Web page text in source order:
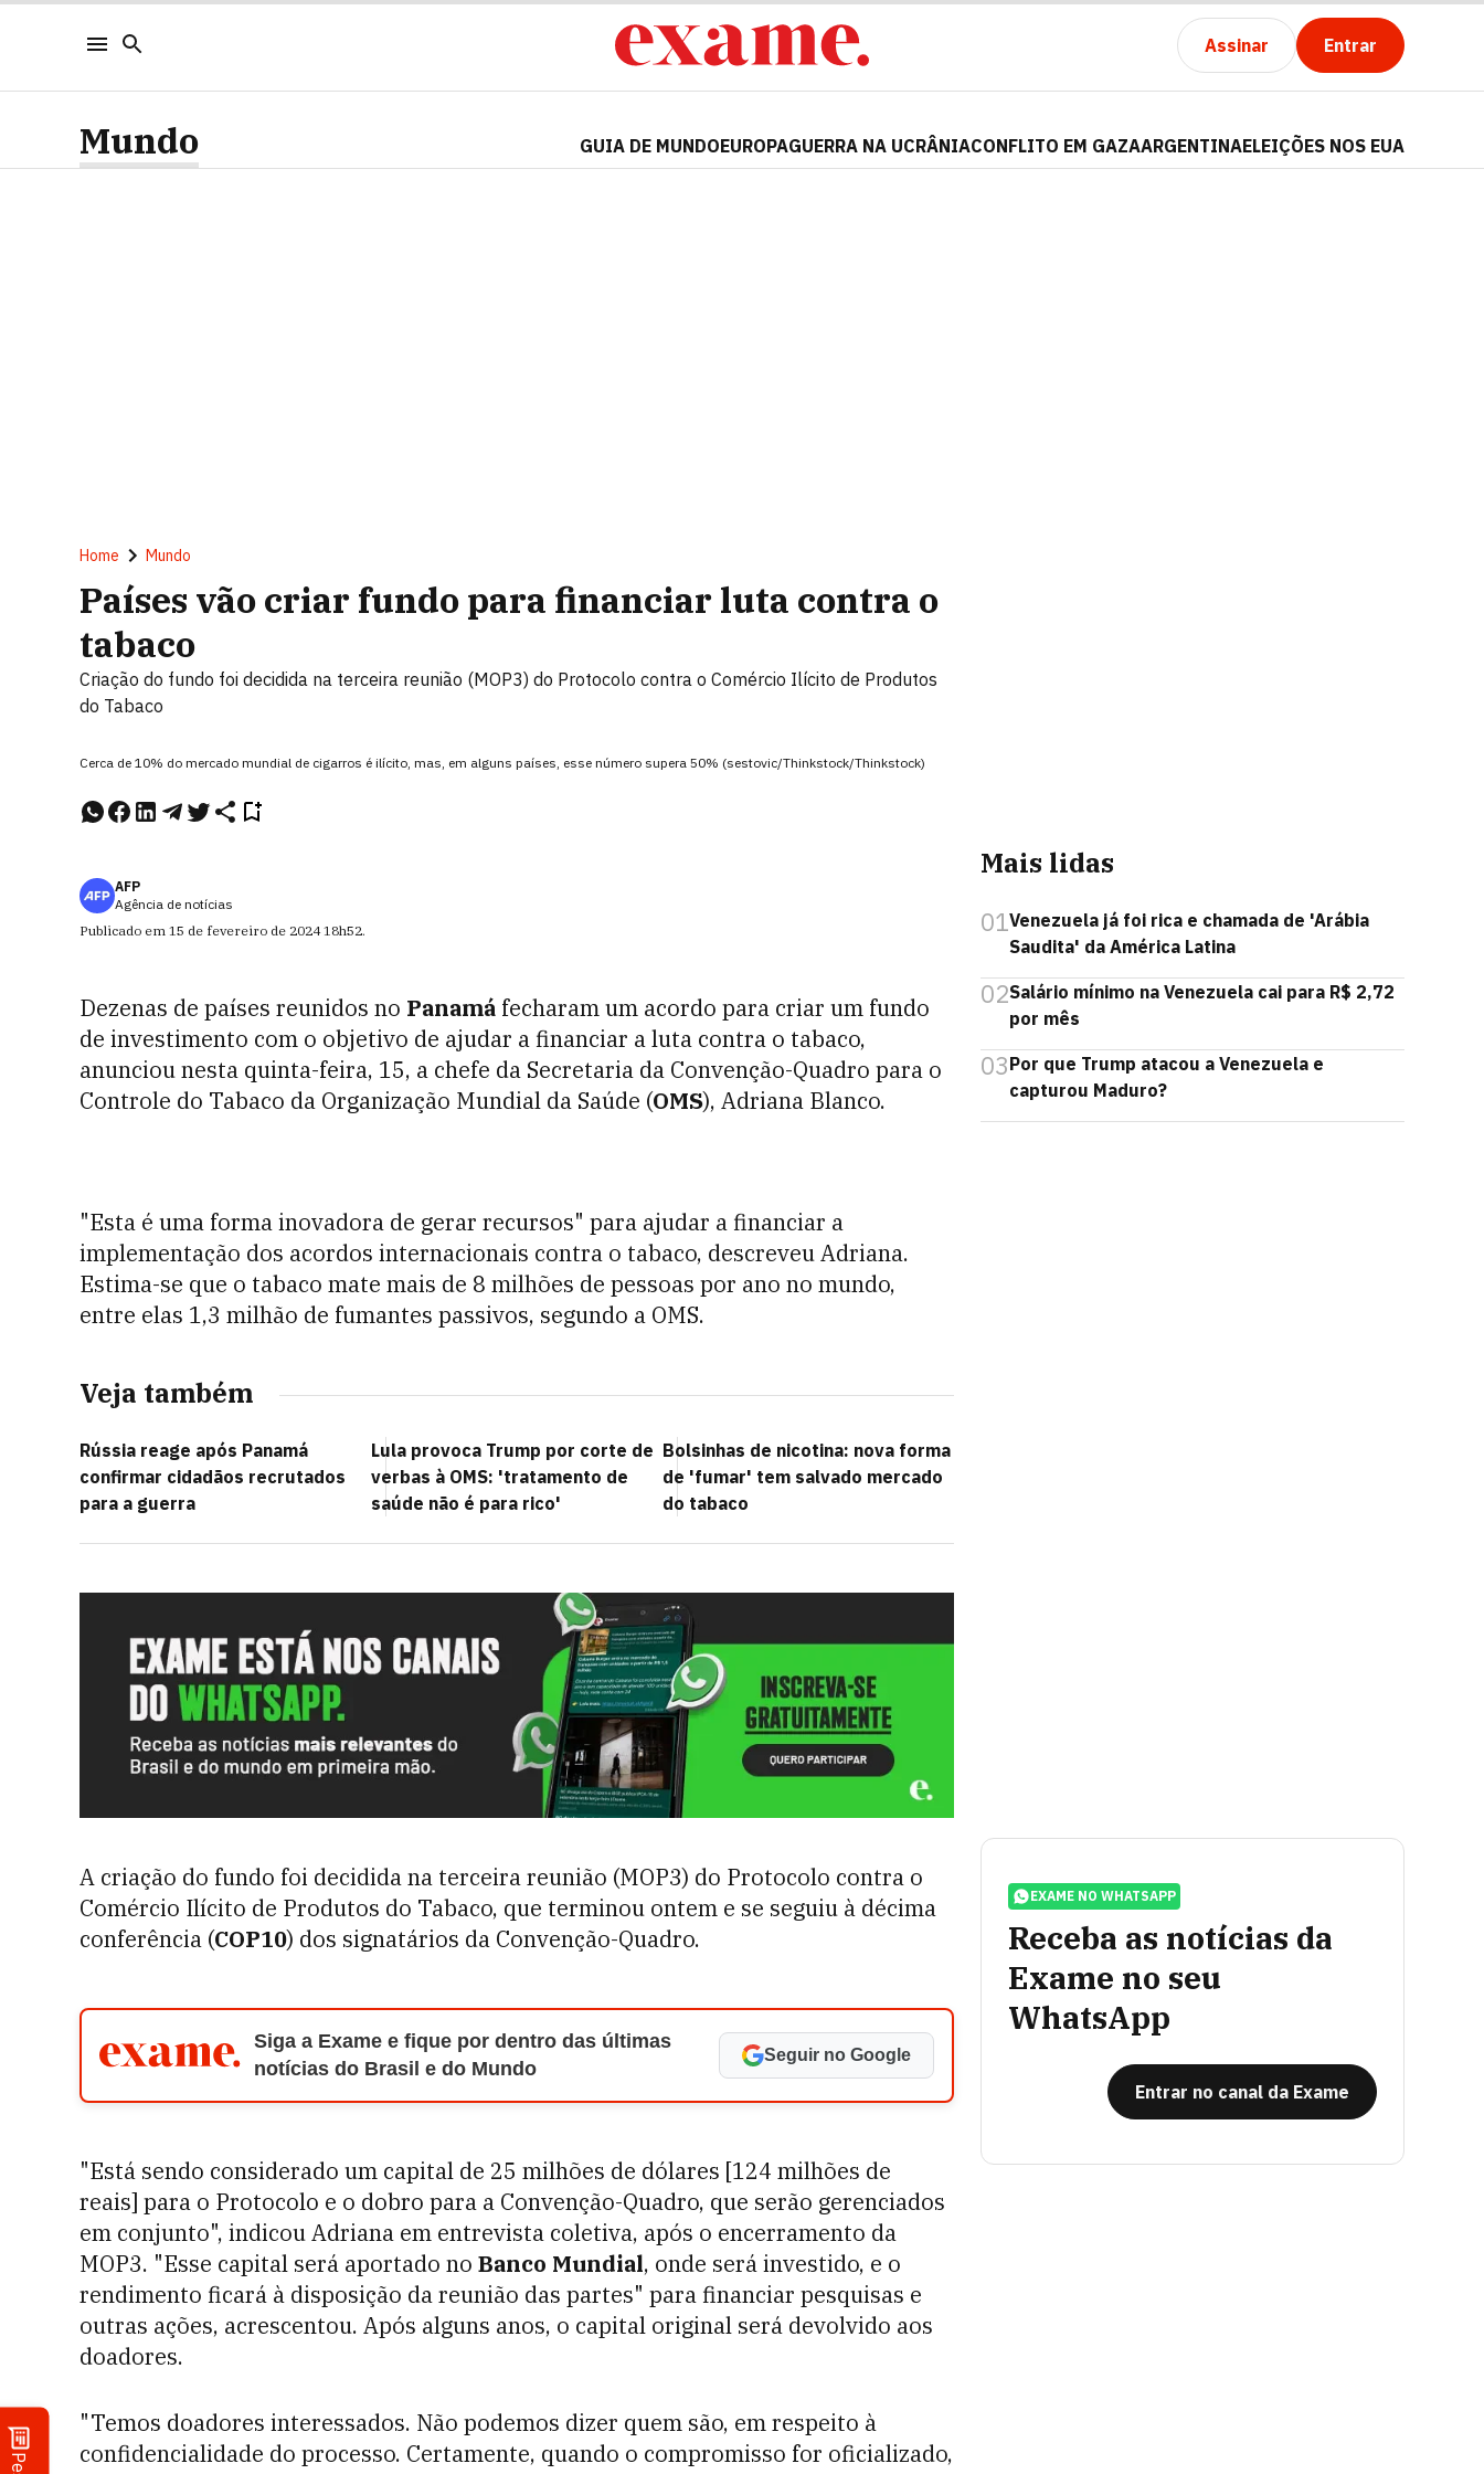
Assinar Entrar
Mundo GUIA DE MUNDOEUROPAGUERRA NA UCRÂNIACONFLITO EM GAZAARGENTINAELEIÇÕES NOS EUA
Home Mundo
Países vão criar fundo para financiar luta contra o
tabaco
Criação do fundo foi decidida na terceira reunião (MOP3) do Protocolo contra o Comércio Ilícito de Produtos
do Tabaco
Cerca de 10% do mercado mundial de cigarros é ilícito, mas, em alguns países, esse número supera 50% (sestovic/Thinkstock/Thinkstock)
AFP
Agência de notícias
Publicado em 15 de fevereiro de 2024 18h52.
Dezenas de países reunidos no Panamá fecharam um acordo para criar um fundo
de investimento com o objetivo de ajudar a financiar a luta contra o tabaco,
anunciou nesta quinta-feira, 15, a chefe da Secretaria da Convenção-Quadro para o
Controle do Tabaco da Organização Mundial da Saúde (OMS), Adriana Blanco.
"Esta é uma forma inovadora de gerar recursos" para ajudar a financiar a
implementação dos acordos internacionais contra o tabaco, descreveu Adriana.
Estima-se que o tabaco mate mais de 8 milhões de pessoas por ano no mundo,
entre elas 1,3 milhão de fumantes passivos, segundo a OMS.
Veja também
Rússia reage após Panamá
confirmar cidadãos recrutados
para a guerra
Lula provoca Trump por corte de
verbas à OMS: 'tratamento de
saúde não é para rico'
Bolsinhas de nicotina: nova forma
de 'fumar' tem salvado mercado
do tabaco
A criação do fundo foi decidida na terceira reunião (MOP3) do Protocolo contra o
Comércio Ilícito de Produtos do Tabaco, que terminou ontem e se seguiu à décima
conferência (COP10) dos signatários da Convenção-Quadro.
Siga a Exame e fique por dentro das últimas
notícias do Brasil e do Mundo
Seguir no Google
"Está sendo considerado um capital de 25 milhões de dólares [124 milhões de
reais] para o Protocolo e o dobro para a Convenção-Quadro, que serão gerenciados
em conjunto", indicou Adriana em entrevista coletiva, após o encerramento da
MOP3. "Esse capital será aportado no Banco Mundial, onde será investido, e o
rendimento ficará à disposição da reunião das partes" para financiar pesquisas e
outras ações, acrescentou. Após alguns anos, o capital original será devolvido aos
doadores.
"Temos doadores interessados. Não podemos dizer quem são, em respeito à
confidencialidade do processo. Certamente, quando o compromisso for oficializado,
Mais lidas
01Venezuela já foi rica e chamada de 'Arábia
Saudita' da América Latina
02Salário mínimo na Venezuela cai para R$ 2,72
por mês
03Por que Trump atacou a Venezuela e
capturou Maduro?
EXAME NO WHATSAPP
Receba as notícias da
Exame no seu
WhatsApp
Entrar no canal da Exame